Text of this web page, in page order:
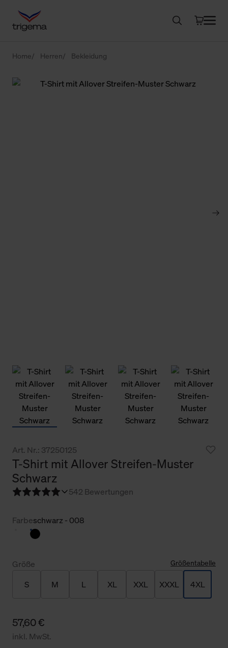
Home Herren Bekleidung
Art. Nr.: 37250125
T-Shirt mit Allover Streifen-Muster
Schwarz
542 Bewertungen
Farbeschwarz - 008
Größe Größentabelle
S M L XL XXL XXXL 4XL
57,60 €
inkl. MwSt.